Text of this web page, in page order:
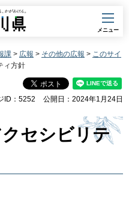
メニュー
課 > 広報 > その他の広報 > このサイ
ィ方針
ID：5252 公開日：2024年1月24日
セシビリテ